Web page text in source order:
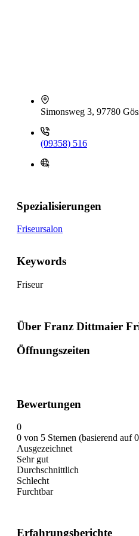
Simonsweg 3, 97780
(09358) 516
Spezialisierungen
Friseursalon
Keywords
Friseur
Über Franz Dittmaier
Öffnungszeiten
Bewertungen
0
0 von 5 Sternen (basierend auf
Ausgezeichnet
Sehr gut
Durchschnittlich
Schlecht
Furchtbar
Erfahrungsberichte